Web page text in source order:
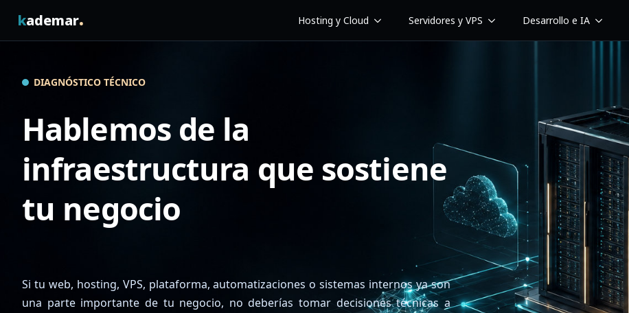
kademar. Hosting y Cloud Servidores y VPS Desarrollo e IA
DIAGNÓSTICO TÉCNICO
Hablemos de la
infraestructura que sostiene
tu negocio
Si tu web, hosting, VPS, plataforma, automatizaciones o sistemas internos ya son
una parte importante de tu negocio, no deberías tomar decisiones técnicas a